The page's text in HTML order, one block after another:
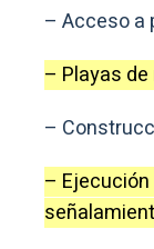
– Acceso a
– Playas
–
–